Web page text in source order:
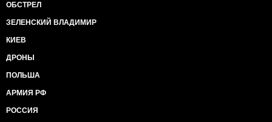
ОБСТРЕЛ
ЗЕЛЕНСКИЙ ВЛАДИМИР
КИЕВ
ДРОНЫ
ПОЛЬША
АРМИЯ РФ
РОССИЯ